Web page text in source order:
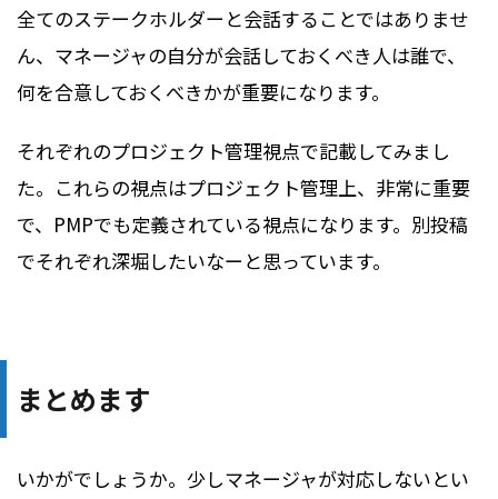
全てのステークホルダーと会話することではありませ
ん、マネージャの自分が会話しておくべき人は誰で、
何を合意しておくべきかが重要になります。
それぞれのプロジェクト管理視点で記載してみまし
た。これらの視点はプロジェクト管理上、非常に重要
で、PMPでも定義されている視点になります。別投稿
でそれぞれ深堀したいなーと思っています。
まとめます
いかがでしょうか。少しマネージャが対応しないとい